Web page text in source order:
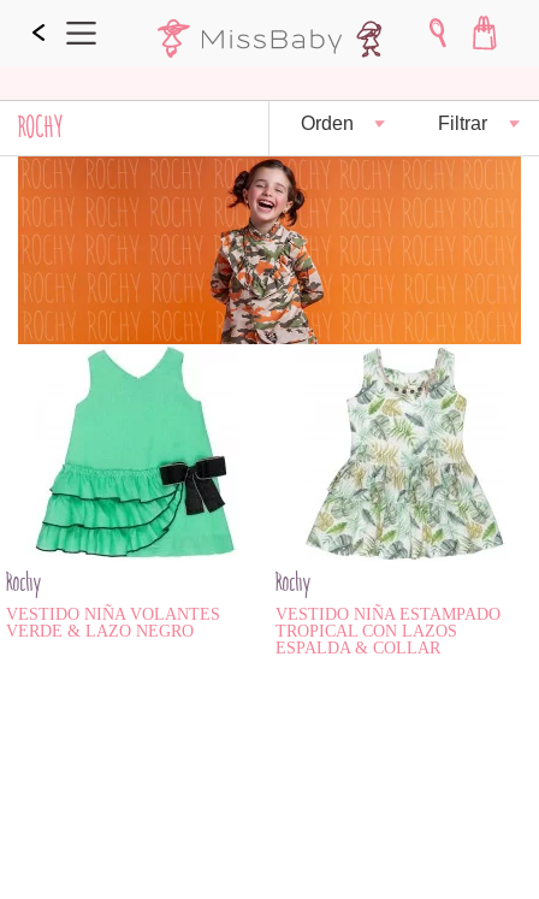
ROCHY Orden Filtrar
Rochy
VESTIDO NIÑA VOLANTES
VERDE & LAZO NEGRO
Rochy
VESTIDO NIÑA ESTAMPADO
TROPICAL CON LAZOS
ESPALDA & COLLAR